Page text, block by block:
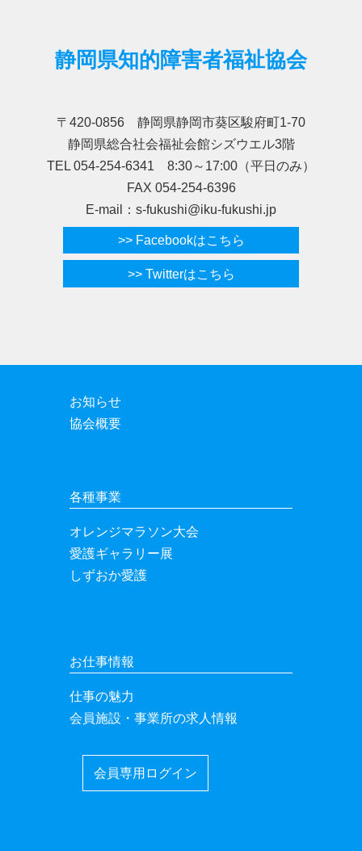
静岡県知的障害者福祉協会
〒420-0856 静岡県静岡市葵区駿府町1-70
静岡県総合社会福祉会館シズウエル3階
TEL 054-254-6341 8:30～17:00（平日のみ）
FAX 054-254-6396
E-mail：s-fukushi@iku-fukushi.jp
>> Facebookはこちら
>> Twitterはこちら
お知らせ
協会概要
各種事業
オレンジマラソン大会
愛護ギャラリー展
しずおか愛護
お仕事情報
仕事の魅力
会員施設・事業所の求人情報
会員専用ログイン